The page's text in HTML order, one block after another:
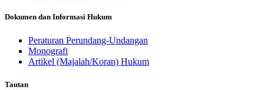
Dokumen dan Informasi Hukum
Peraturan Perundang-Undangan
Monografi
Artikel (Majalah/Koran) Hukum
Tautan